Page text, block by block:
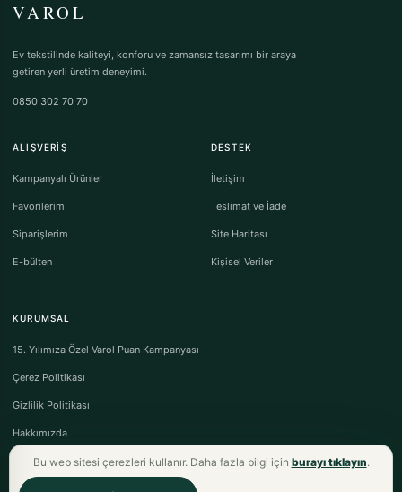
VAROL
Ev tekstilinde kaliteyi, konforu ve zamansız tasarımı bir araya
getiren yerli üretim deneyimi.
0850 302 70 70
ALIŞVERIŞ
Kampanyalı Ürünler
Favorilerim
Siparişlerim
E-bülten
DESTEK
İletişim
Teslimat ve İade
Site Haritası
Kişisel Veriler
KURUMSAL
15. Yılımıza Özel Varol Puan Kampanyası
Çerez Politikası
Gizlilik Politikası
Hakkımızda
Bu web sitesi çerezleri kullanır. Daha fazla bilgi için burayı tıklayın.